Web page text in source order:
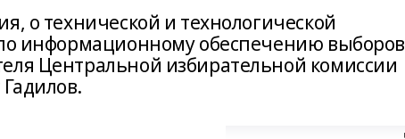
о технической и технологической
информационному обеспечению выборов
Центральной избирательной комиссии